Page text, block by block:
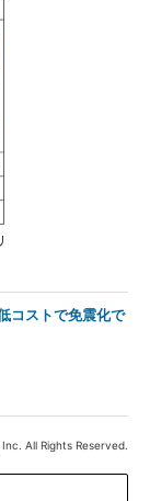
コストで免震化で
All Rights Reserved.